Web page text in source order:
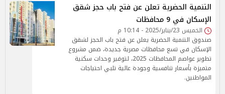
التنمية الحضرية تعلن عن فتح باب حجز شقق
الإسكان في 9 محافظات
الخميس 23/يناير/2025 - 10:14 م
صندوق التنمية الحضرية يعلن عن فتح باب الحجز لشقق
الإسكان في تسع محافظات مصرية جديدة، ضمن مشروع
تطوير عواصم المحافظات 2025، لتوفير وحدات سكنية
متميزة بأسعار تنافسية وجودة عالية تلبي احتياجات
المواطنين.